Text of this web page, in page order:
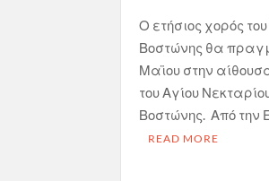
Ο ετήσιος χορός
Βοστώνης θα
Μαϊου στην
του Αγίου
Βοστώνης. Από
READ MORE